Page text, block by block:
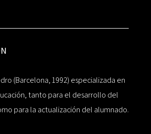
(Barcelona, 1992) especializada en
tanto para el desarrollo del
para la actualización del alumnado.